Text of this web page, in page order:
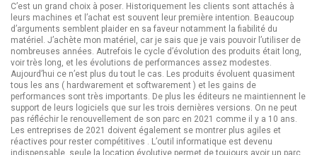
C’est un grand choix à poser. Historiquement les clients sont attachés à
leurs machines et l’achat est souvent leur première intention. Beaucoup
d’arguments semblent plaider en sa faveur notamment la fiabilité du
matériel. J’achète mon matériel, car je sais que je vais pouvoir l’utiliser de
nombreuses années. Autrefois le cycle d’évolution des produits était long,
voir très long, et les évolutions de performances assez modestes.
Aujourd’hui ce n’est plus du tout le cas. Les produits évoluent quasiment
tous les ans ( hardwarement et softwarement ) et les gains de
performances sont très importants. De plus les éditeurs ne maintiennent le
support de leurs logiciels que sur les trois dernières versions. On ne peut
pas réfléchir le renouvellement de son parc en 2021 comme il y a 10 ans.
Les entreprises de 2021 doivent également se montrer plus agiles et
réactives pour rester compétitives . L’outil informatique est devenu
indispensable, seule la location évolutive permet de toujours avoir un parc